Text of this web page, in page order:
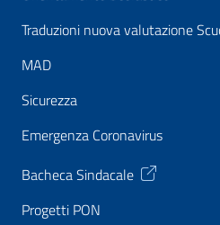
Traduzioni nuova valutazione
MAD
Sicurezza
Emergenza Coronavirus
Bacheca Sindacale
Progetti PON